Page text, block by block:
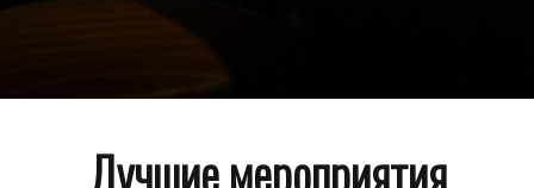
Лучшие мероприятия